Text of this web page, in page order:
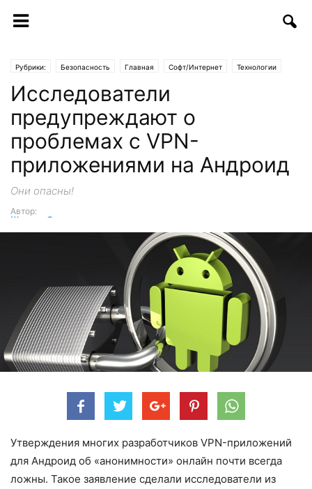
Рубрики: Безопасность Главная Софт/Интернет Технологии
Исследователи
предупреждают о
проблемах с VPN-
приложениями на Андроид
Они опасны!
Автор:
Шухрат Саттаров
Утверждения многих разработчиков VPN-приложений
для Андроид об «анонимности» онлайн почти всегда
ложны. Такое заявление сделали исследователи из